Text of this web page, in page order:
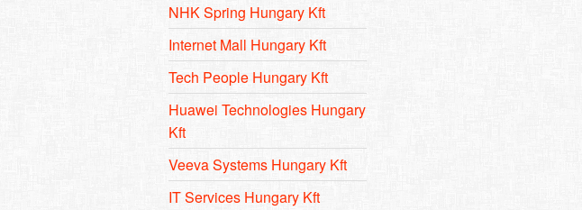
NHK Spring Hungary Kft
Internet Mall Hungary Kft
Tech People Hungary Kft
Huawei Technologies Hungary
Kft
Veeva Systems Hungary Kft
IT Services Hungary Kft